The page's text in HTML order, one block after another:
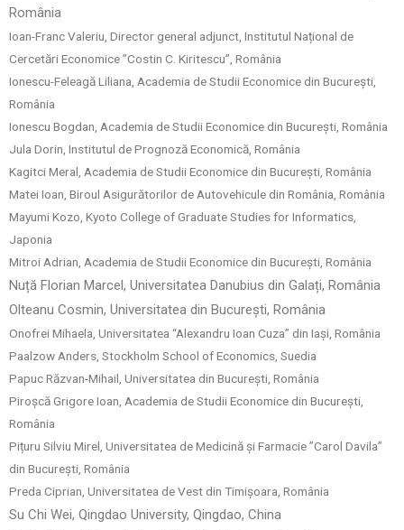
România
Ioan-Franc Valeriu, Director general adjunct, Institutul Național de
Cercetări Economice ”Costin C. Kiritescu”, România
Ionescu-Feleagă Liliana, Academia de Studii Economice din București,
România
Ionescu Bogdan, Academia de Studii Economice din București, România
Jula Dorin, Institutul de Prognoză Economică, România
Kagitci Meral, Academia de Studii Economice din București, România
Matei Ioan, Biroul Asigurătorilor de Autovehicule din România, România
Mayumi Kozo, Kyoto College of Graduate Studies for Informatics,
Japonia
Mitroi Adrian, Academia de Studii Economice din București, România
Nuță Florian Marcel, Universitatea Danubius din Galați, România
Olteanu Cosmin, Universitatea din București, România
Onofrei Mihaela, Universitatea “Alexandru Ioan Cuza” din Iași, România
Paalzow Anders, Stockholm School of Economics, Suedia
Papuc Răzvan-Mihail, Universitatea din București, România
Piroşcă Grigore Ioan, Academia de Studii Economice din București,
România
Pițuru Silviu Mirel, Universitatea de Medicină și Farmacie ”Carol Davila”
din București, România
Preda Ciprian, Universitatea de Vest din Timișoara, România
Su Chi Wei, Qingdao University, Qingdao, China